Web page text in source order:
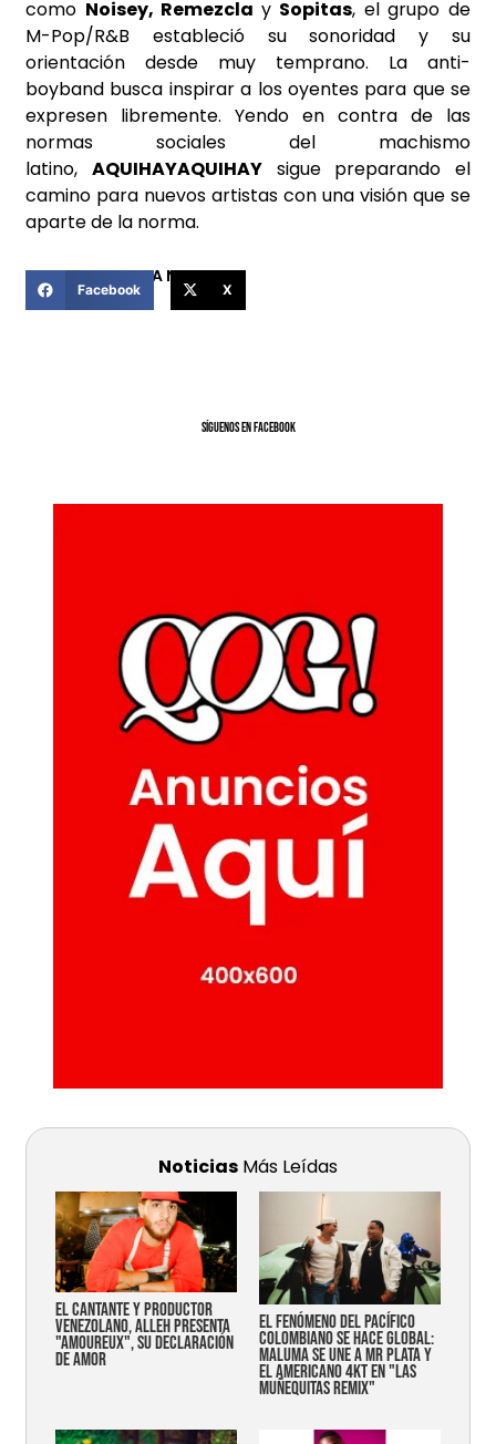
como Noisey, Remezclay Sopitas, el grupo de
M-Pop/R&B estableció su sonoridad y su
orientación desde muy temprano. La anti-
boyband busca inspirar a los oyentes para que se
expresen libremente. Yendo en contra de las
normas sociales del machismo
latino, AQUIHAYAQUIHAYsigue preparando el
camino para nuevos artistas con una visión que se
aparte de la norma.
COMPARTIR ESTA NOTICIA
Facebook X
SíGUENOS EN FACEBOOK
Noticias Más Leídas
EL CANTANTE Y PRODUCTOR
VENEZOLANO, ALLEH PRESENTA
"AMOUREUX", SU DECLARACIÓN
DE AMOR
EL FENÓMENO DEL PACÍFICO
COLOMBIANO SE HACE GLOBAL:
MALUMA SE UNE A MR PLATA Y
EL AMERICANO 4KT EN "LAS
MUÑEQUITAS REMIX"